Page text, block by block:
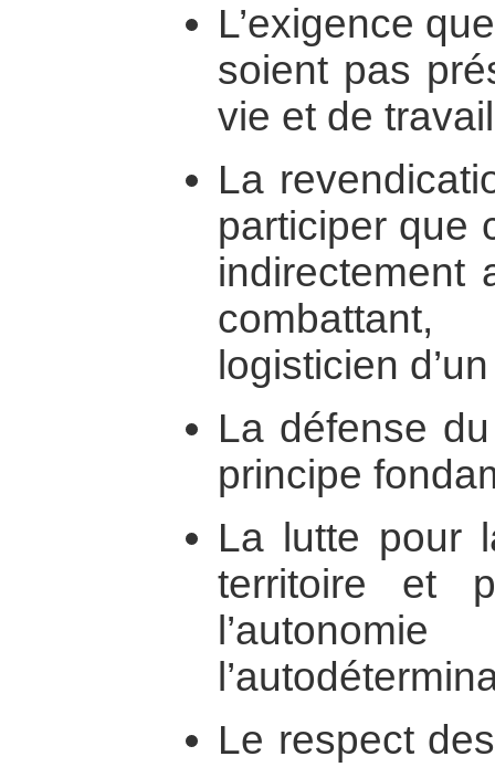
L’exigence
soient pas
vie et de
La
participer que
indirectement
logisticien
La défense
principe
La lutte pour
territoire et
Le respect